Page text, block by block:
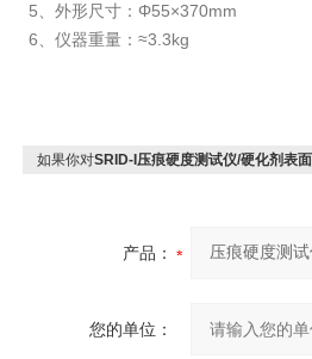
5、外形尺寸：Φ55×370mm
6、仪器重量：≈3.3kg
如果你对SRID-I压痕硬度测试仪/硬化剂表
产品：
您的单位：